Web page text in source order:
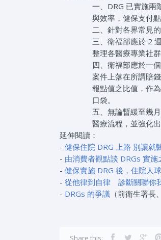
一、DRG 已實施兩
與效率，健保支付
二、針對各界常見
三、衛福部應於 2
整理各醫療專業社
四、衛福部應於一
案件上落在所謂賠
報點值之比值，作
口袋。
五、無論暫緩至幾
醫療流程，並強化
延伸閱讀：
- 健保住院 DRG 上路 別讓就
- 由消費者觀點談 DRGs 實施
- 健保實施 DRG 後，住院人
- 從他律到自律 診斷關聯你
- DRGs 的爭議 （前衛生署長
Share this: